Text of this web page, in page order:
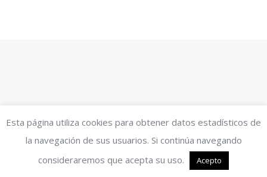
Esta página utiliza cookies para obtener datos estadísticos de
la navegación de sus usuarios. Si continúa navegando
consideraremos que acepta su uso.
Acepto